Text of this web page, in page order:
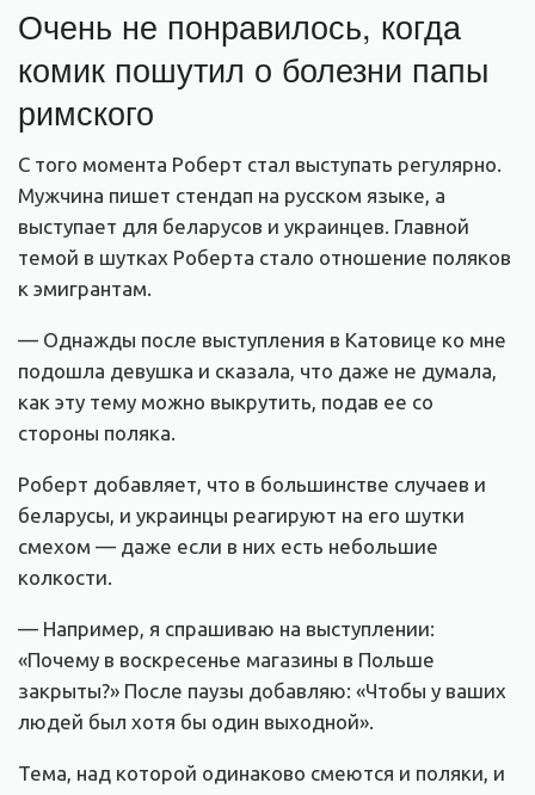
Очень не понравилось, когда
комик пошутил о болезни папы
римского
С того момента Роберт стал выступать регулярно.
Мужчина пишет стендап на русском языке, а
выступает для беларусов и украинцев. Главной
темой в шутках Роберта стало отношение поляков
к эмигрантам.
— Однажды после выступления в Катовице ко мне
подошла девушка и сказала, что даже не думала,
как эту тему можно выкрутить, подав ее со
стороны поляка.
Роберт добавляет, что в большинстве случаев и
беларусы, и украинцы реагируют на его шутки
смехом — даже если в них есть небольшие
колкости.
— Например, я спрашиваю на выступлении:
«Почему в воскресенье магазины в Польше
закрыты?» После паузы добавляю: «Чтобы у ваших
людей был хотя бы один выходной».
Тема, над которой одинаково смеются и поляки, и